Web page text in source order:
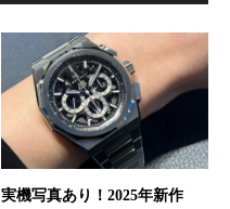
実機写真あり！2025年新作